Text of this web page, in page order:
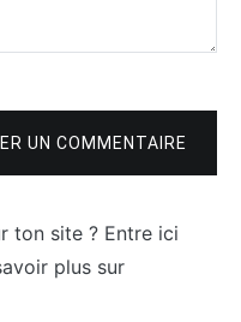
UN COMMENTAIRE
ton site ? Entre ici
plus sur